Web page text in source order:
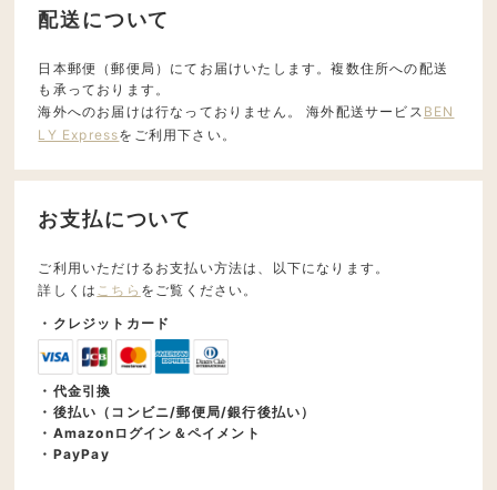
配送について
日本郵便（郵便局）にてお届けいたします。複数住所への配送
も承っております。
海外へのお届けは行なっておりません。 海外配送サービス BEN
LY Expressをご利用下さい。
お支払について
ご利用いただけるお支払い方法は、以下になります。
詳しくは こちら をご覧ください。
・クレジットカード
・代金引換
・後払い（コンビニ/郵便局/銀行後払い）
・Amazonログイン＆ペイメント
・PayPay